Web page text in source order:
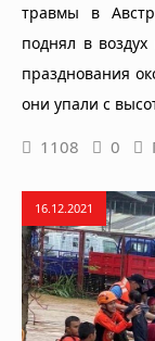
травмы в
поднял в
празднования
они упали с
1108 0
16.12.2021